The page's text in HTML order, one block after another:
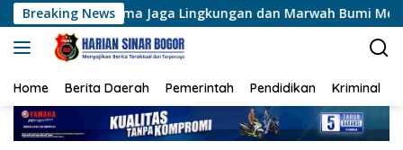
Langsung
ke
konten
Breaking News
Jaga Lingkungan dan Marwah Bumi Melayu KRYD
Home Berita Daerah Pemerintah Pendidikan Kriminal